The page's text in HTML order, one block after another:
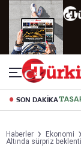
SON DAKİKA
Haberler
Ekonomi
Altında sürpriz